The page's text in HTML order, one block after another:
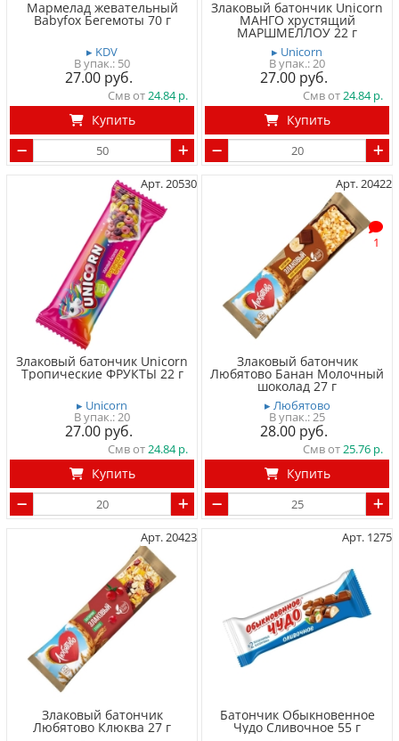
Мармелад жевательный
Babyfox Бегемоты 70 г
▸ KDV
50
27.00
Смв от24.84
Купить
Злаковый батончик Unicorn
МАНГО хрустящий
МАРШМЕЛЛОУ 22 г
▸ Unicorn
20
27.00
Смв от24.84
Купить
Арт. 20530
Злаковый батончик Unicorn
Тропические ФРУКТЫ 22 г
▸ Unicorn
20
27.00
Смв от24.84
Купить
Арт. 20422
1
Злаковый батончик
Любятово Банан Молочный
шоколад 27 г
▸ Любятово
25
28.00
Смв от25.76
Купить
Арт. 20423
Злаковый батончик
Любятово Клюква 27 г
Арт. 1275
Батончик Обыкновенное
Чудо Сливочное 55 г